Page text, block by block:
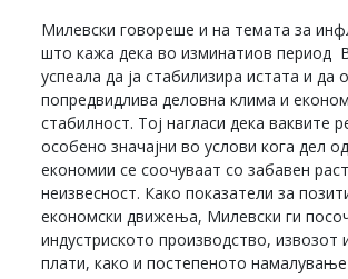
Милевски говореше и на темата за
што кажа дека во изминатиов период
успеала да ја стабилизира истата и да
попредвидлива деловна клима и
стабилност. Тој нагласи дека ваквите
особено значајни во услови кога дел
економии се соочуваат со забавен
неизвесност. Како показатели за
економски движења, Милевски ги
индустриското производство, извозот
плати, како и постепеното